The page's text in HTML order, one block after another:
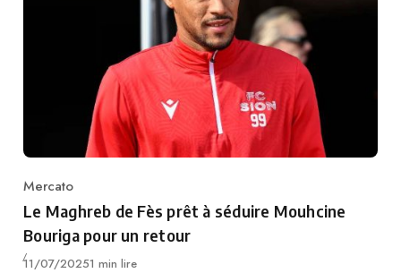
Category
Mercato
Le Maghreb de Fès prêt à séduire Mouhcine
Bouriga pour un retour
Publié
11/07/20251 min lire